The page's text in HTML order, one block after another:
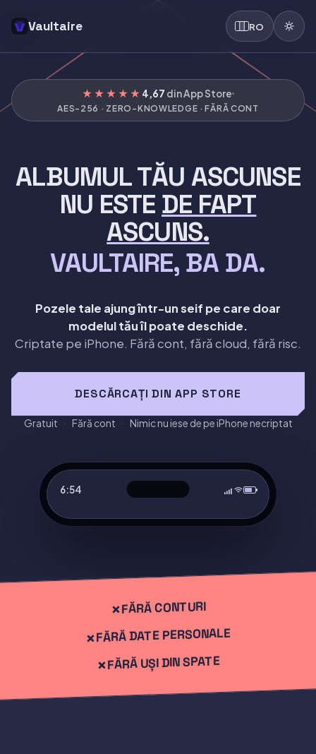
Vaultaire RO
★★★★★ 4,67 din App Store
AES-256 · ZERO-KNOWLEDGE · FĂRĂ CONT
ALBUMUL TĂU ASCUNSE
NU ESTE DE FAPT
ASCUNS.
VAULTAIRE, BA DA.
Pozele tale ajung într-un seif pe care doar
modelul tău îl poate deschide.
Criptate pe iPhone. Fără cont, fără cloud, fără risc.
DESCĂRCAȚI DIN APP STORE
Gratuit · Fără cont · Nimic nu iese de pe iPhone necriptat
6:54
Desenați modelul
Vaultaire este o aplicație seif criptat local-first pe iPhone
FĂRĂ CONTURI
FĂRĂ DATE PERSONALE
FĂRĂ UȘI DIN SPATE